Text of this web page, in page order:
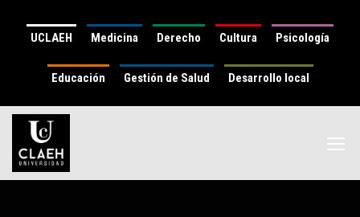
UCLAEH Medicina Derecho Cultura Psicología
Educación Gestión de Salud Desarrollo local